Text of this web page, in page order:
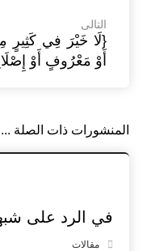
التالى
{لَا خَيْرَ فِي كَثِيرٍ
أَوْ مَعْرُوفٍ أَوْ إِصْلَاحٍ
المنشورات ذات الصلة ...
في الرد على
مقالات